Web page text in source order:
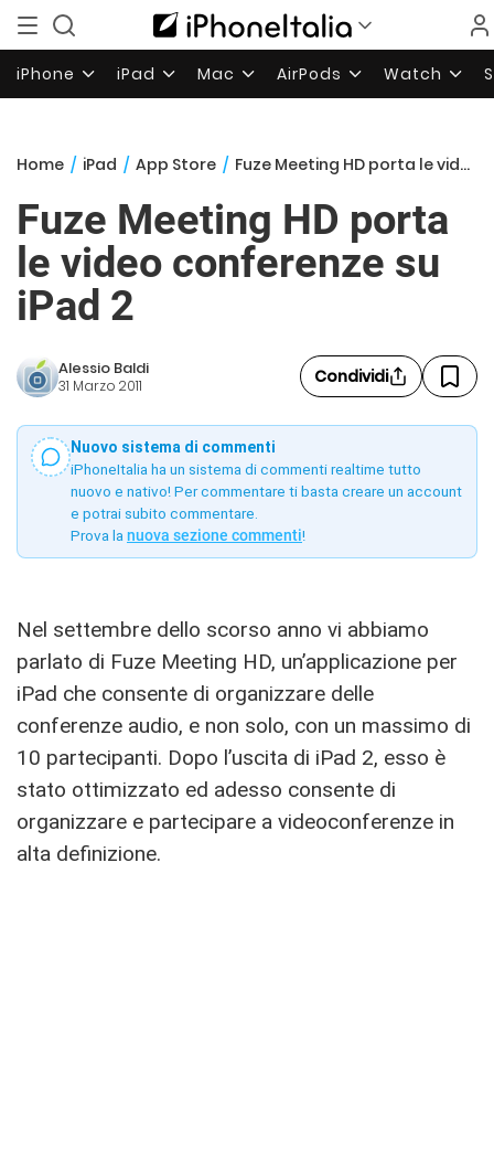
iPhone iPad Mac AirPods Watch
Home / iPad / App Store / Fuze Meeting HD porta le video conferenze su iPad 2
Fuze Meeting HD porta
le video conferenze su
iPad 2
Alessio Baldi
31 Marzo 2011 Condividi
Nuovo sistema di commenti
iPhoneItalia ha un sistema di commenti realtime tutto
nuovo e nativo! Per commentare ti basta creare un account
e potrai subito commentare.
Prova la nuova sezione commenti!
Nel settembre dello scorso anno vi abbiamo
parlato di Fuze Meeting HD, un’applicazione per
iPad che consente di organizzare delle
conferenze audio, e non solo, con un massimo di
10 partecipanti. Dopo l’uscita di iPad 2, esso è
stato ottimizzato ed adesso consente di
organizzare e partecipare a videoconferenze in
alta definizione.